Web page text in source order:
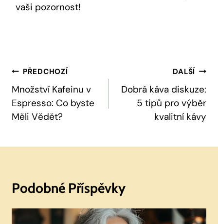
vaši pozornost!
Navigace
Pro
Příspěvek
PŘEDCHOZÍ
Množství Kafeinu v
Espresso: Co byste
Měli Vědět?
DALŠÍ
Dobrá káva diskuze:
5 tipů pro výběr
kvalitní kávy
Podobné Příspěvky